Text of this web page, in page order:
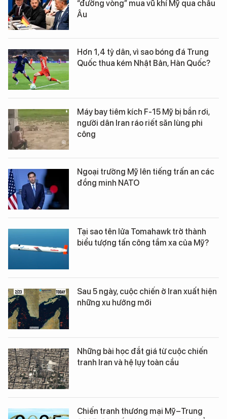
“đường vòng” mua vũ khí Mỹ qua châu
Âu
Hơn 1,4 tỷ dân, vì sao bóng đá Trung
Quốc thua kém Nhật Bản, Hàn Quốc?
Máy bay tiêm kích F-15 Mỹ bị bắn rơi,
người dân Iran ráo riết săn lùng phi
công
Ngoại trưởng Mỹ lên tiếng trấn an các
đồng minh NATO
Tại sao tên lửa Tomahawk trở thành
biểu tượng tấn công tầm xa của Mỹ?
Sau 5 ngày, cuộc chiến ở Iran xuất hiện
những xu hướng mới
Những bài học đắt giá từ cuộc chiến
tranh Iran và hệ lụy toàn cầu
Chiến tranh thương mại Mỹ–Trung